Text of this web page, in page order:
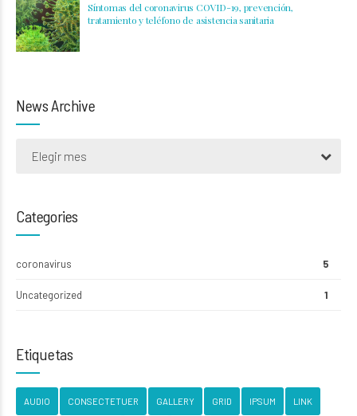
Síntomas del coronavirus COVID-19, prevención,
tratamiento y teléfono de asistencia sanitaria
News Archive
Elegir mes
Categories
coronavirus 5
Uncategorized 1
Etiquetas
AUDIO CONSECTETUER GALLERY GRID IPSUM LINK